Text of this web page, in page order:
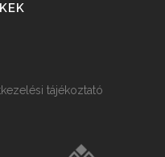
tájékoztató